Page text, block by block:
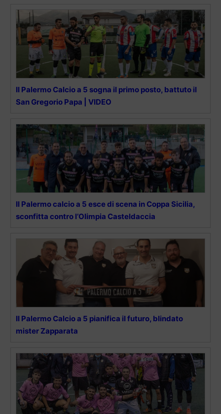
Il Palermo Calcio a 5 sogna il primo posto, battuto il
San Gregorio Papa | VIDEO
Il Palermo calcio a 5 esce di scena in Coppa Sicilia,
sconfitta contro l’Olimpia Casteldaccia
Il Palermo Calcio a 5 pianifica il futuro, blindato
mister Zapparata